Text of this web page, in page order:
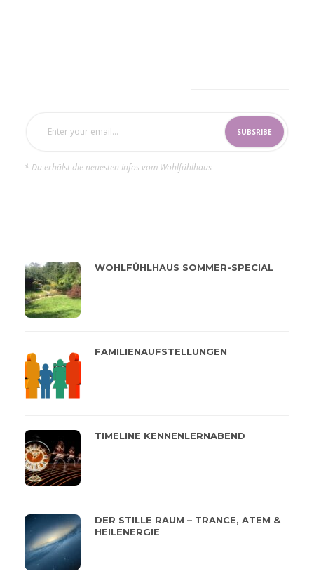
* Du erhälst die neuesten Infos vom Wohlfühlhaus
WOHLFÜHLHAUS SOMMER-SPECIAL
FAMILIENAUFSTELLUNGEN
TIMELINE KENNENLERNABEND
DER STILLE RAUM – TRANCE, ATEM &
HEILENERGIE